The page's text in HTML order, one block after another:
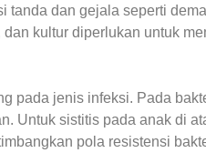
tanda dan gejala seperti
kultur diperlukan untuk
pada jenis infeksi. Pada
Untuk sistitis pada anak di
pola resistensi